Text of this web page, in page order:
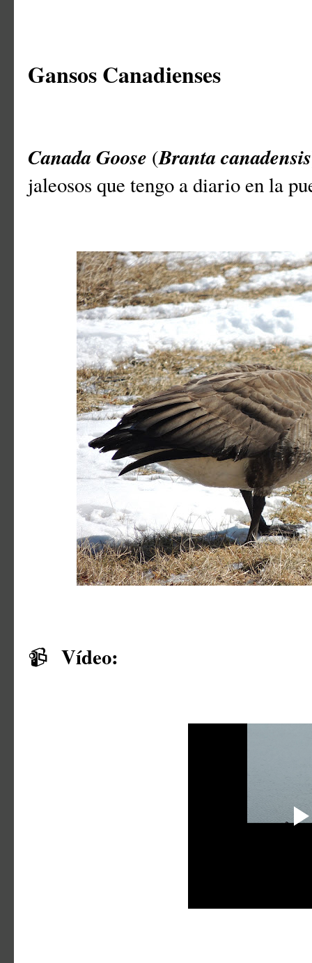
Gansos Canadienses
Canada Goose (Branta canadensis
jaleosos que tengo a diario en la
📹 Vídeo: